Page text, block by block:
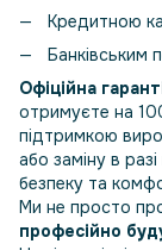
Кредитною
Банківським
Офіційна
отримуєте на
підтримкою
або заміну в
безпеку та
Ми не просто
професійно